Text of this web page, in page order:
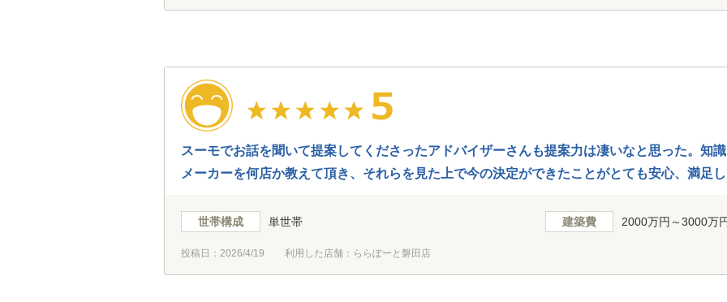
スーモでお話を聞いて提案してくださったアドバイザーさんも提案力は凄いなと思った。知
メーカーを何店か教えて頂き、それらを見た上で今の決定ができたことがとても安心、満足
世帯構成 単世帯 建築費 2000万円～3000万
投稿日： 2026/4/19 利用した店舗：ららぽーと磐田店